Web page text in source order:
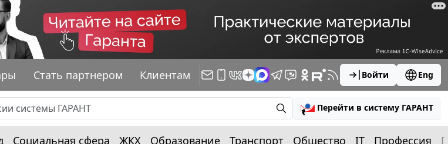
Стать партнером Клиентам Войти Eng
Перейти в систему ГАРАНТ
Социальная сфера ЖКХ Образование Транспорт Общество IT Профессия